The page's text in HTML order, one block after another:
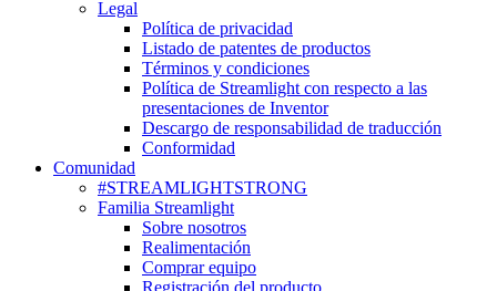
Legal
Política de privacidad
Listado de patentes de productos
Términos y condiciones
Política de Streamlight con respecto a las
presentaciones de Inventor
Descargo de responsabilidad de traducción
Conformidad
Comunidad
#STREAMLIGHTSTRONG
Familia Streamlight
Sobre nosotros
Realimentación
Comprar equipo